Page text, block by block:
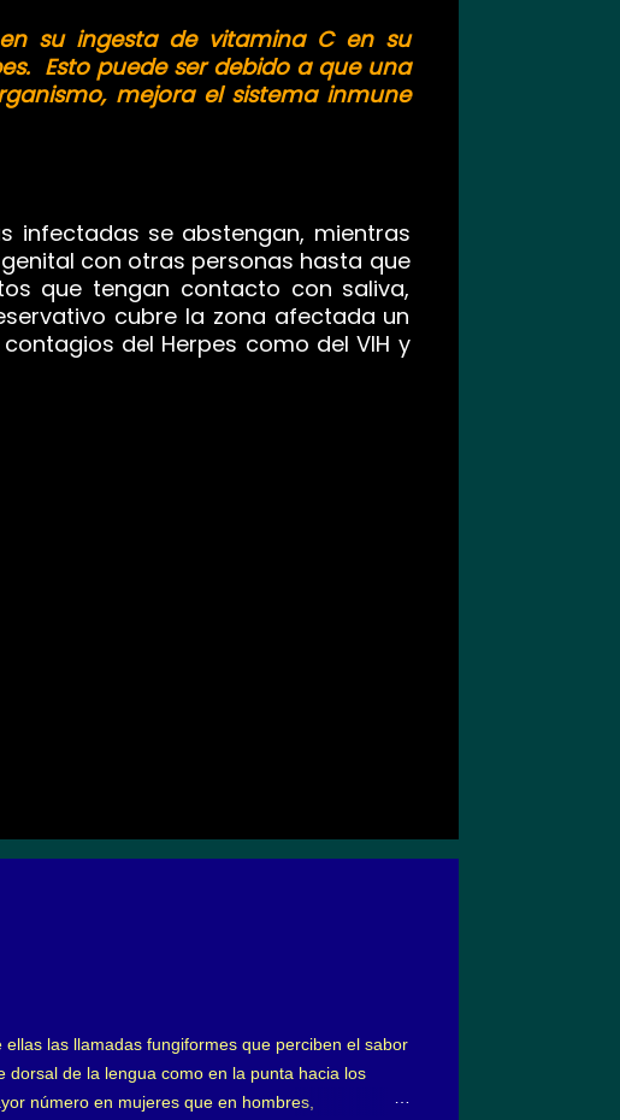
su ingesta de vitamina C en su
Esto puede ser debido a que una
mejora el sistema inmune
infectadas se abstengan, mientras
con otras personas hasta que
que tengan contacto con saliva,
cubre la zona afectada un
del Herpes como del VIH y
las llamadas fungiformes que perciben el sabor
de la lengua como en la punta hacia los
número en mujeres que en hombres,